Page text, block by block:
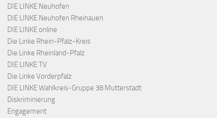
DIE LINKE Neuhofen
DIE LINKE Neuhofen Rheinauen
DIE LINKE online
Die Linke Rhein-Pfalz-Kreis
Die Linke Rheinland-Pfalz
DIE LINKE TV
Die Linke Vorderpfalz
DIE LINKE Wahlkreis-Gruppe 38 Mutterstadt
Diskriminierung
Engagement